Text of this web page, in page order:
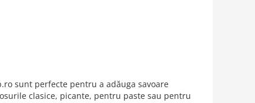
sunt perfecte pentru a adăuga savoare
clasice, picante, pentru paste sau pentru